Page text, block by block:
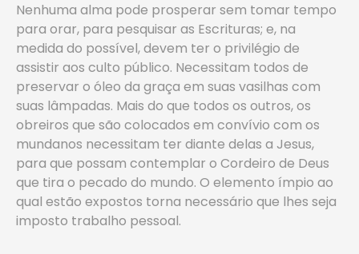
Nenhuma alma pode prosperar sem tomar tempo
para orar, para pesquisar as Escrituras; e, na
medida do possível, devem ter o privilégio de
assistir aos culto público. Necessitam todos de
preservar o óleo da graça em suas vasilhas com
suas lâmpadas. Mais do que todos os outros, os
obreiros que são colocados em convívio com os
mundanos necessitam ter diante delas a Jesus,
para que possam contemplar o Cordeiro de Deus
que tira o pecado do mundo. O elemento ímpio ao
qual estão expostos torna necessário que lhes seja
imposto trabalho pessoal.